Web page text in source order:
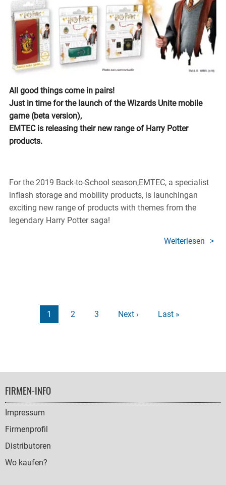
All good things come in pairs!
Just in time for the launch of the Wizards Unite mobile
game (beta version),
EMTEC is releasing their new range of Harry Potter
products.
For the 2019 Back-to-School season,EMTEC, a specialist
inflash storage and mobility products, is launchingan
exciting new range of products with themes from the
legendary Harry Potter saga!
Weiterlesen über
Seitennummerierung
Aktuelle
Seite
1 Seite
2 Seite
3
Nächste
Next ›
Letzte
Last »
FOOTER
NAVIGATION
FIRMEN-INFO
Impressum
Firmenprofil
Distributoren
Wo kaufen?